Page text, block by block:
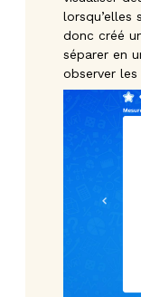
lorsqu’elles
donc créé
séparer en
observer